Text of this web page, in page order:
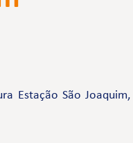
Estação São